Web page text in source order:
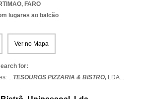
, FARO
lugares ao balcão
Ver no Mapa
for:
...TESOUROS PIZZARIA & BISTRO, LDA...